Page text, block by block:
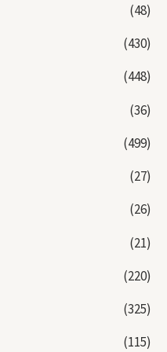
(48)
(430)
(448)
(36)
(499)
(27)
(26)
(21)
(220)
(325)
(115)